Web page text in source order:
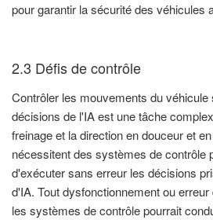
pour garantir la sécurité des véhicules
2.3 Défis de contrôle
Contrôler les mouvements du véhicule
décisions de l'IA est une tâche
freinage et la direction en douceur et
nécessitent des systèmes de contrôle
d'exécuter sans erreur les décisions
d'IA. Tout dysfonctionnement ou
les systèmes de contrôle pourrait